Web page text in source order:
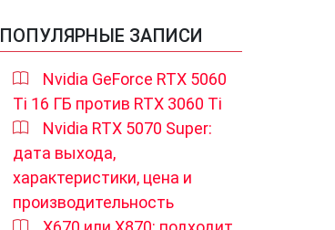
ПОПУЛЯРНЫЕ ЗАПИСИ
Nvidia GeForce RTX 5060
Ti 16 ГБ против RTX 3060 Ti
Nvidia RTX 5070 Super:
дата выхода,
характеристики, цена и
производительность